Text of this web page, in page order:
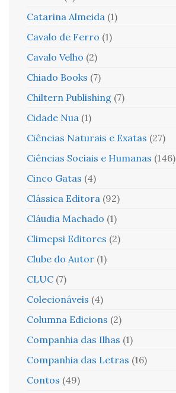
Catarina Almeida (1)
Cavalo de Ferro (1)
Cavalo Velho (2)
Chiado Books (7)
Chiltern Publishing (7)
Cidade Nua (1)
Ciências Naturais e Exatas (27)
Ciências Sociais e Humanas (146)
Cinco Gatas (4)
Clássica Editora (92)
Cláudia Machado (1)
Climepsi Editores (2)
Clube do Autor (1)
CLUC (7)
Colecionáveis (4)
Columna Edicions (2)
Companhia das Ilhas (1)
Companhia das Letras (16)
Contos (49)